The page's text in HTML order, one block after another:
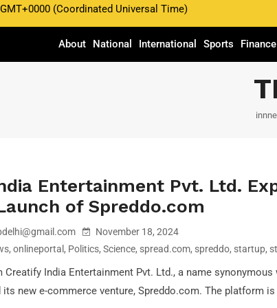
(Coordinated Universal Time)
About National International Sports Finance
November 18, 2024
with the Launch of
Entertainment Pvt. Ltd.
of Spreddo.com
November 18, 2024
, onlineportal , Politics, Science, spread.com, spreddo, startup,
Creatify India Entertainment Pvt. Ltd., a name
new e-commerce venture, Spreddo.com. The platform